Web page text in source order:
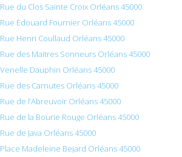
du Clos Sainte Croix Orléans 45000
Édouard Fournier Orléans 45000
Henri Coullaud Orléans 45000
des Maitres Sonneurs Orléans 45000
Dauphin Orléans 45000
des Carnutes Orléans 45000
de l’Abreuvoir Orléans 45000
de la Bourie Rouge Orléans 45000
de Java Orléans 45000
Madeleine Bejard Orléans 45000